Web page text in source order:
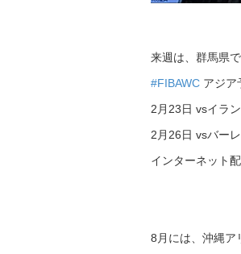
来週は、群馬県
#FIBAWC アジア
2月23日 vsイラン
2月26日 vsバー
インターネット
8月には、沖縄ア